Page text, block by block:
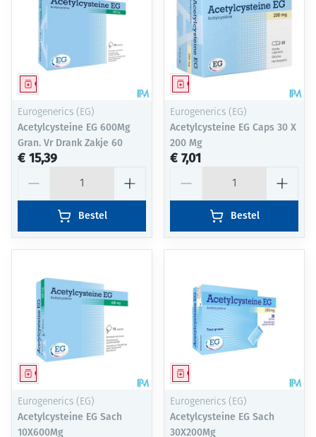
Geneesmiddel
Eurogenerics (EG)
Acetylcysteine EG 600Mg
Gran. Vr Drank Zakje 60
€ 15,39
Bestel
Geneesmiddel
Eurogenerics (EG)
Acetylcysteine EG Caps 30 X
200 Mg
€ 7,01
Bestel
Geneesmiddel
Eurogenerics (EG)
Acetylcysteine EG Sach
10X600Mg
Geneesmiddel
Eurogenerics (EG)
Acetylcysteine EG Sach
30X200Mg